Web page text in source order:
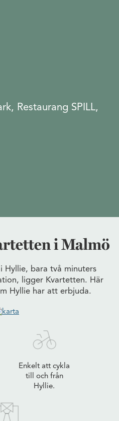
Restaurang SPILL,
i Malmö
Hyllie, bara två minuters
ligger Kvartetten. Här
Hyllie har att erbjuda.
Enkelt att cykla
till och från
Hyllie.